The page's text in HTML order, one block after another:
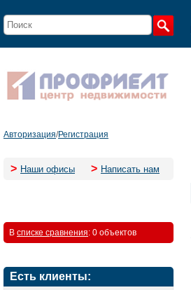
Авторизация/Регистрация
> Наши офисы > Написать нам
В списке сравнения: 0 объектов
Есть клиенты: